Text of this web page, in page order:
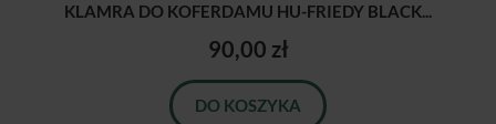
KLAMRA DO KOFERDAMU HU-FRIEDY BLACK...
90,00 zł
DO KOSZYKA